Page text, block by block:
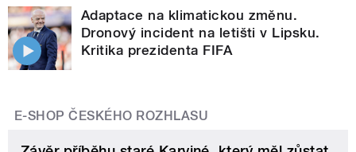
Adaptace na klimatickou změnu.
Dronový incident na letišti v Lipsku.
Kritika prezidenta FIFA
E-SHOP ČESKÉHO ROZHLASU